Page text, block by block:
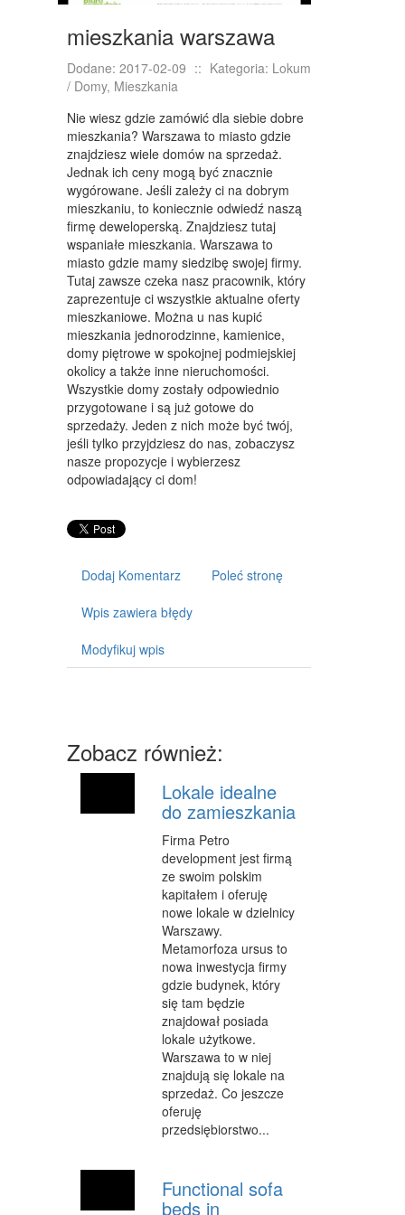
TŁUMACZENIA
KSIĄŻKI, CZASOPISMA
BIŻUTERIA
DLA DZIECI
MEBLE
WYPOSAŻENIE WNĘTRZ
WYPOSAŻENIE ŁAZIENKI
ODZIEŻ
SPORT
ELEKTRONIKA, RTV, AGD
ART. DLA ZWIERZĄT
OGRÓD, ROŚLINY
CHEMIA
INNE SKLEPY
SPRZĘT
TRANSPORT
TRANSPORT
CZĘŚCI SAMOCHODOWE
WYNAJEM
USŁUGI MOTORYZACYJNE
SALONY, KOMISY
PUBLIC RELATIONS
AGENCJE REKLAMOWE
MATERIAŁY REKLAMOWE
INNE AGENCJE
GIMNASTYKA
IMPREZY INTEGRACYJNE
BRANŻE
mieszkania warszawa
Dodane: 2017-02-09 :: Kategoria: Lokum
/ Domy, Mieszkania
Nie wiesz gdzie zamówić dla siebie dobre
mieszkania? Warszawa to miasto gdzie
znajdziesz wiele domów na sprzedaż.
Jednak ich ceny mogą być znacznie
wygórowane. Jeśli zależy ci na dobrym
mieszkaniu, to koniecznie odwiedź naszą
firmę deweloperską. Znajdziesz tutaj
wspaniałe mieszkania. Warszawa to
miasto gdzie mamy siedzibę swojej firmy.
Tutaj zawsze czeka nasz pracownik, który
zaprezentuje ci wszystkie aktualne oferty
mieszkaniowe. Można u nas kupić
mieszkania jednorodzinne, kamienice,
domy piętrowe w spokojnej podmiejskiej
okolicy a także inne nieruchomości.
Wszystkie domy zostały odpowiednio
przygotowane i są już gotowe do
sprzedaży. Jeden z nich może być twój,
jeśli tylko przyjdziesz do nas, zobaczysz
nasze propozycje i wybierzesz
odpowiadający ci dom!
Dodaj Komentarz Poleć stronę
Wpis zawiera błędy
Modyfikuj wpis
Zobacz również:
Lokale idealne
do zamieszkania
Firma Petro
development jest firmą
ze swoim polskim
kapitałem i oferuję
nowe lokale w dzielnicy
Warszawy.
Metamorfoza ursus to
nowa inwestycja firmy
gdzie budynek, który
się tam będzie
znajdował posiada
lokale użytkowe.
Warszawa to w niej
znajdują się lokale na
sprzedaż. Co jeszcze
oferuję
przedsiębiorstwo...
Functional sofa
beds in